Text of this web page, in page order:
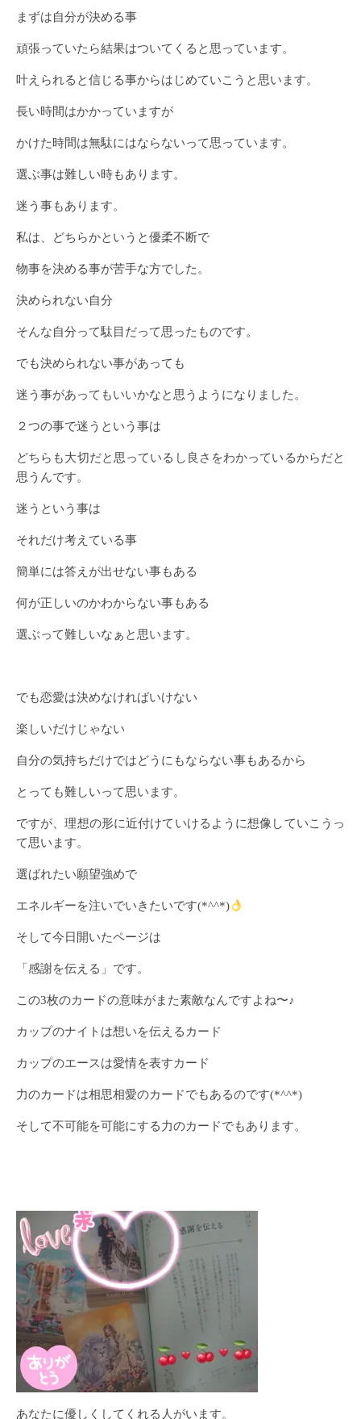
まずは自分が決める事
頑張っていたら結果はついてくると思っています。
叶えられると信じる事からはじめていこうと思います。
長い時間はかかっていますが
かけた時間は無駄にはならないって思っています。
選ぶ事は難しい時もあります。
迷う事もあります。
私は、どちらかというと優柔不断で
物事を決める事が苦手な方でした。
決められない自分
そんな自分って駄目だって思ったものです。
でも決められない事があっても
迷う事があってもいいかなと思うようになりました。
２つの事で迷うという事は
どちらも大切だと思っているし良さをわかっているからだと
思うんです。
迷うという事は
それだけ考えている事
簡単には答えが出せない事もある
何が正しいのかわからない事もある
選ぶって難しいなぁと思います。
でも恋愛は決めなければいけない
楽しいだけじゃない
自分の気持ちだけではどうにもならない事もあるから
とっても難しいって思います。
ですが、理想の形に近付けていけるように想像していこうっ
て思います。
選ばれたい願望強めで
エネルギーを注いでいきたいです(*^^*)
そして今日開いたページは
「感謝を伝える」です。
この3枚のカードの意味がまた素敵なんですよね〜♪
カップのナイトは想いを伝えるカード
カップのエースは愛情を表すカード
力のカードは相思相愛のカードでもあるのです(*^^*)
そして不可能を可能にする力のカードでもあります。
あなたに優しくしてくれる人がいます。